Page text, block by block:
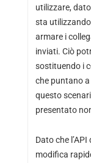
utilizzare,
sta utilizzando
armare i
inviati. Ciò
sostituendo i
che puntano
questo
presentato
Dato che
modifica